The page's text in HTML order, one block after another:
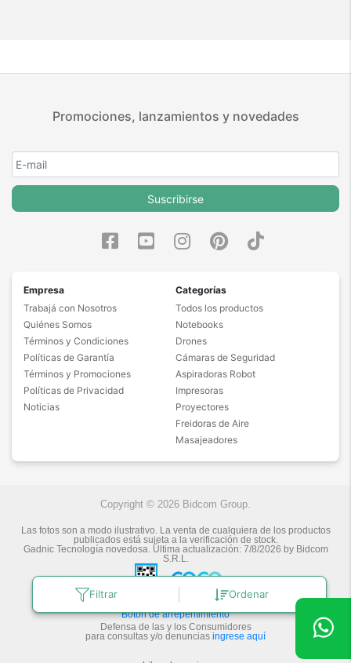
Filtrar Ordenar
Promociones, lanzamientos y novedades
Suscribirse
Empresa
Trabajá con Nosotros
Quiénes Somos
Términos y Condiciones
Políticas de Garantía
Términos y Promociones
Políticas de Privacidad
Noticias
Categorías
Todos los productos
Notebooks
Drones
Cámaras de Seguridad
Aspiradoras Robot
Impresoras
Proyectores
Freidoras de Aire
Masajeadores
Copyright © 2026 Bidcom Group.
Las fotos son a modo ilustrativo. La venta de cualquiera de los productos
publicados está sujeta a la verificación de stock.
Gadnic Tecnología novedosa. Última actualización: 7/8/2026 by Bidcom
S.R.L.
Botón de arrepentimiento
Defensa de las y los Consumidores
para consultas y/o denuncias ingrese aquí